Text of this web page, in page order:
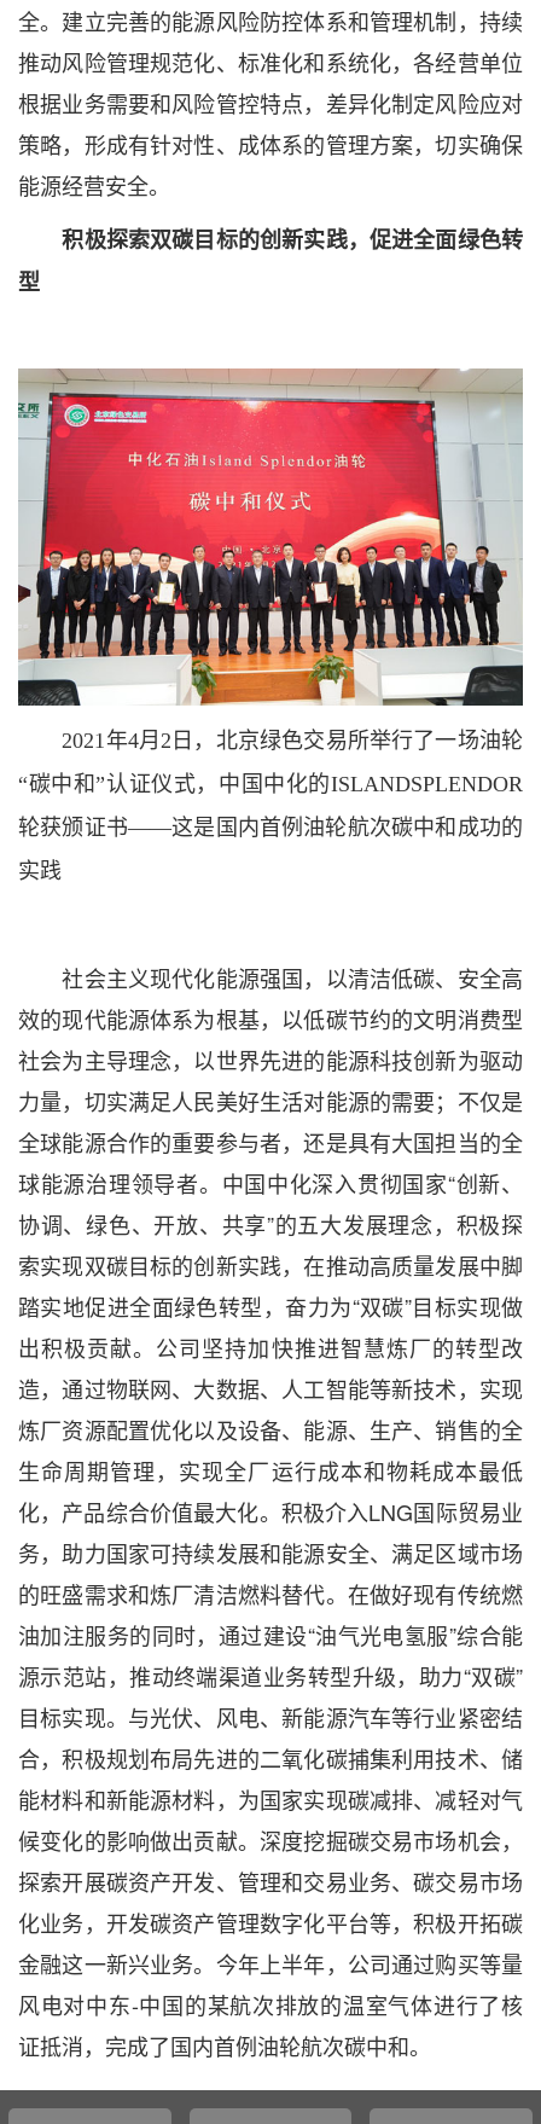
全。建立完善的能源风险防控体系和管理机制，持续
推动风险管理规范化、标准化和系统化，各经营单位
根据业务需要和风险管控特点，差异化制定风险应对
策略，形成有针对性、成体系的管理方案，切实确保
能源经营安全。
积极探索双碳目标的创新实践，促进全面绿色转
型
2021年4月2日，北京绿色交易所举行了一场油轮
“碳中和”认证仪式，中国中化的ISLANDSPLENDOR
轮获颁证书——这是国内首例油轮航次碳中和成功的
实践
社会主义现代化能源强国，以清洁低碳、安全高
效的现代能源体系为根基，以低碳节约的文明消费型
社会为主导理念，以世界先进的能源科技创新为驱动
力量，切实满足人民美好生活对能源的需要；不仅是
全球能源合作的重要参与者，还是具有大国担当的全
球能源治理领导者。中国中化深入贯彻国家“创新、
协调、绿色、开放、共享”的五大发展理念，积极探
索实现双碳目标的创新实践，在推动高质量发展中脚
踏实地促进全面绿色转型，奋力为“双碳”目标实现做
出积极贡献。公司坚持加快推进智慧炼厂的转型改
造，通过物联网、大数据、人工智能等新技术，实现
炼厂资源配置优化以及设备、能源、生产、销售的全
生命周期管理，实现全厂运行成本和物耗成本最低
化，产品综合价值最大化。积极介入LNG国际贸易业
务，助力国家可持续发展和能源安全、满足区域市场
的旺盛需求和炼厂清洁燃料替代。在做好现有传统燃
油加注服务的同时，通过建设“油气光电氢服”综合能
源示范站，推动终端渠道业务转型升级，助力“双碳”
目标实现。与光伏、风电、新能源汽车等行业紧密结
合，积极规划布局先进的二氧化碳捕集利用技术、储
能材料和新能源材料，为国家实现碳减排、减轻对气
候变化的影响做出贡献。深度挖掘碳交易市场机会，
探索开展碳资产开发、管理和交易业务、碳交易市场
化业务，开发碳资产管理数字化平台等，积极开拓碳
金融这一新兴业务。今年上半年，公司通过购买等量
风电对中东-中国的某航次排放的温室气体进行了核
证抵消，完成了国内首例油轮航次碳中和。